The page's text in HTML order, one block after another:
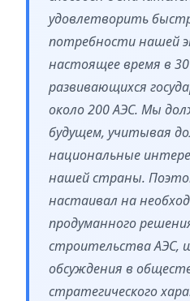
удовлетворить
потребности нашей
настоящее время в
развивающихся
около 200 АЭС. Мы
будущем, учитывая
национальные
нашей страны.
настаивал на
продуманного
строительства АЭС,
обсуждения в
стратегического